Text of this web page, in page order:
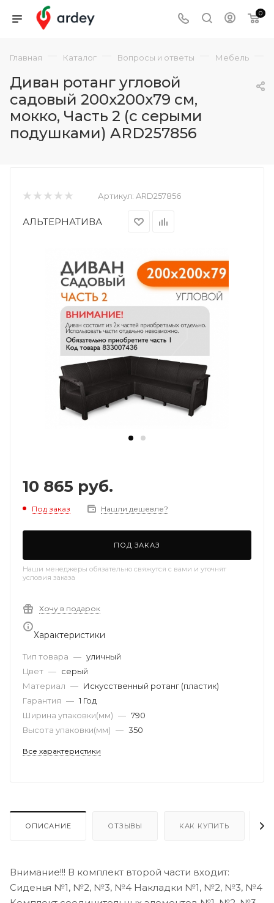
0
Главная — Каталог — Вопросы и ответы — Мебель —
Диван ротанг угловой
садовый 200x200x79 см,
мокко, Часть 2 (с серыми
подушками) ARD257856
Артикул: ARD257856
АЛЬТЕРНАТИВА
10 865 руб.
Под заказ Нашли дешевле?
ПОД ЗАКАЗ
Наши менеджеры обязательно свяжутся с вами и уточнят
условия заказа
Хочу в подарок
Характеристики
Тип товара — уличный
Цвет — серый
Материал — Искусственный ротанг (пластик)
Гарантия — 1 Год
Ширина упаковки(мм) — 790
Высота упаковки(мм) — 350
Все характеристики
ОПИСАНИЕ ОТЗЫВЫ КАК КУПИТЬ
Внимание!!! В комплект второй части входит:
Сиденья №1, №2, №3, №4 Накладки №1, №2, №3, №4